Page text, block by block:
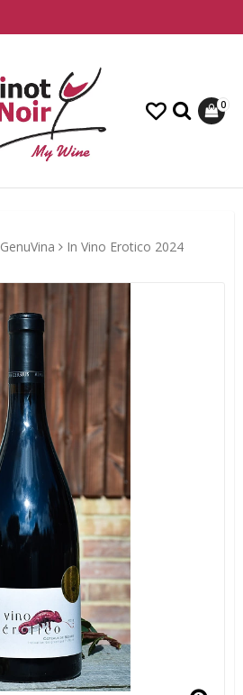
0
GenuVina In Vino Erotico 2024